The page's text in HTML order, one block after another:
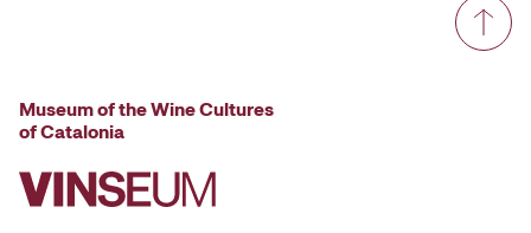
Museum of the Wine Cultures
of Catalonia